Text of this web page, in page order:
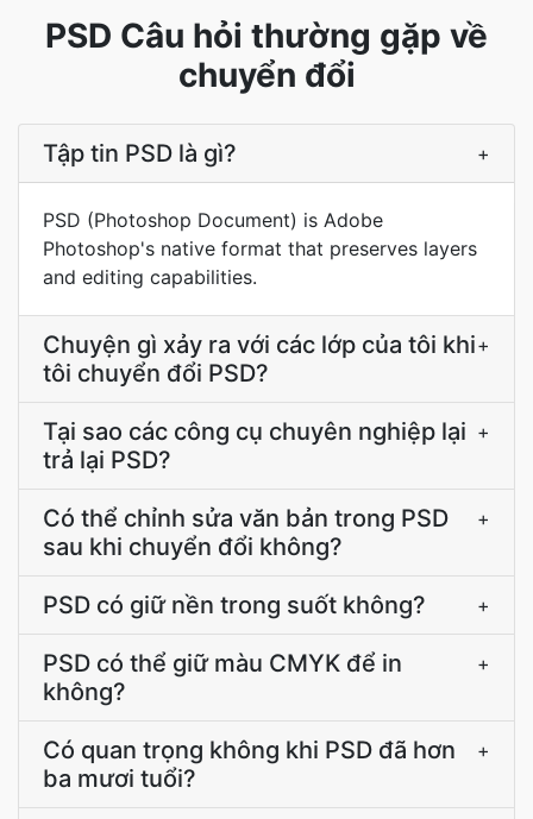
PSD Câu hỏi thường gặp về
chuyển đổi
Tập tin PSD là gì? +
PSD (Photoshop Document) is Adobe
Photoshop's native format that preserves layers
and editing capabilities.
Chuyện gì xảy ra với các lớp của tôi khi
tôi chuyển đổi PSD?
+
Tại sao các công cụ chuyên nghiệp lại
trả lại PSD?
+
Có thể chỉnh sửa văn bản trong PSD
sau khi chuyển đổi không?
+
PSD có giữ nền trong suốt không? +
PSD có thể giữ màu CMYK để in
không?
+
Có quan trọng không khi PSD đã hơn
ba mươi tuổi?
+